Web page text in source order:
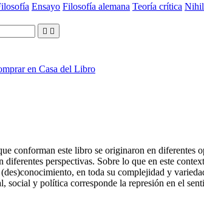
Ensayo Filosofía alemana Teoría crítica
 
conforman este libro se originaron en
diferentes perspectivas. Sobre lo que en este
en toda su complejidad y
social y política corresponde la represión en el